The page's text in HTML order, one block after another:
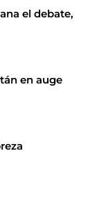
el debate,
en auge